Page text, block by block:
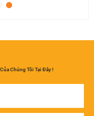
Chúng Tôi Tại Đây !